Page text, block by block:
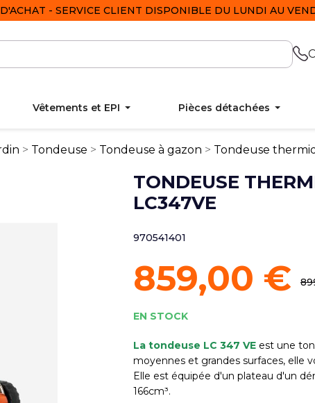
- SERVICE CLIENT DISPONIBLE DU LUNDI AU
Vêtements et EPI Pièces détachées
Tondeuse Tondeuse à gazon Tondeuse
TONDEUSE
LC347VE
970541401
859,00 €
EN STOCK
La tondeuse LC 347 VE est une
moyennes et grandes surfaces, elle
Elle est équipée d'un plateau d'un
166cm³.